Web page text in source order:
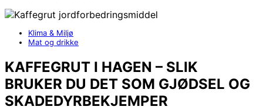
Klima & Miljø
Mat og drikke
KAFFEGRUT I HAGEN – SLIK
BRUKER DU DET SOM GJØDSEL OG
SKADEDYRBEKJEMPER